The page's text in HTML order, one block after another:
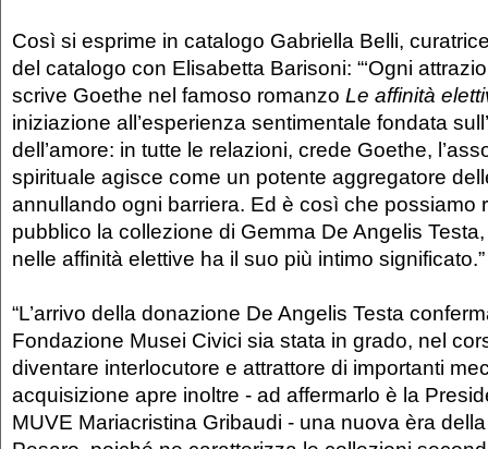
Così si esprime in catalogo Gabriella Belli,
del catalogo con Elisabetta Barisoni: “‘Ogni
scrive Goethe nel famoso romanzo Le affinità
iniziazione all’esperienza sentimentale fondata
dell’amore: in tutte le relazioni, crede Goethe,
spirituale agisce come un potente aggregatore
annullando ogni barriera. Ed è così che possiamo
pubblico la collezione di Gemma De Angelis
nelle affinità elettive ha il suo più intimo significato.”
“L’arrivo della donazione De Angelis Testa
Fondazione Musei Civici sia stata in grado, nel
diventare interlocutore e attrattore di importanti
acquisizione apre inoltre - ad affermarlo è la
MUVE Mariacristina Gribaudi - una nuova èra della